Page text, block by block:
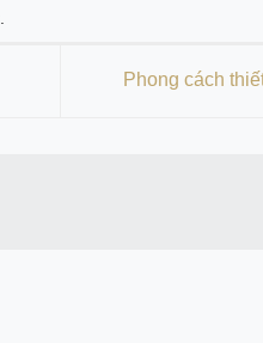
Phong cách